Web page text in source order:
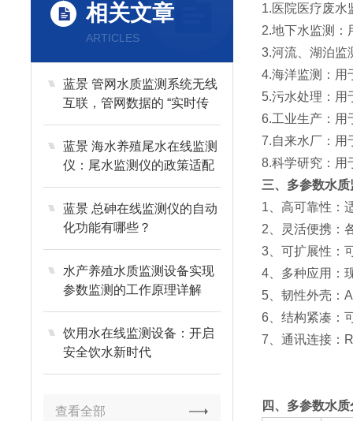
相关文章
ARTICLES
蓝景 管网水质监测系统无线
互联，管网数据的 “实时传
递员”
蓝景 海水养殖尾水在线监测
仪：尾水监测仪的政策适配
力
蓝景 总砷在线监测仪的自动
化功能有哪些？
水产养殖水质监测设备实现
参数监测的工作原理详解
饮用水在线监测设备：开启
安全饮水新时代
查看全部
1.医院医疗废水
2.地下水监测：
3.河流、湖泊监
4.海洋监测：用
5.污水处理：用
6.工业生产：用
7.自来水厂：用
8.科学研究：用
三、多参数水
1、高可靠性：
2、灵活便携：
3、可扩展性：
4、多种应用：
5、韧性外壳：
6、结构紧凑：
7、通讯连接：
四、多参数水